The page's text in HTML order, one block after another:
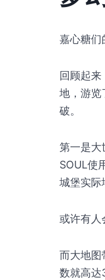
嘉心糖们
回顾起
地，游览
破。
第一是大
SOUL使
城堡实际
或许有人
而大地图
数就高达